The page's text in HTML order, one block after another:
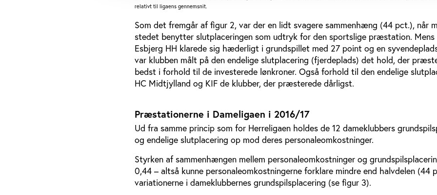
relativt til ligaens gennemsnit.
Som det fremgår af figur 2, var der en lidt svagere sammenhæng (44 pct.), når
stedet benytter slutplaceringen som udtryk for den sportslige præstation. Mens
Esbjerg HH klarede sig hæderligt i grundspillet med 27 point og en
var klubben målt på den endelige slutplacering (fjerdeplads) det hold, der
bedst i forhold til de investerede lønkroner. Også forhold til den endelige
HC Midtjylland og KIF de klubber, der præsterede dårligst.
Præstationerne i Dameligaen i 2016/17
Ud fra samme princip som for Herreligaen holdes de 12 dameklubbers
og endelige slutplacering op mod deres personaleomkostninger.
Styrken af sammenhængen mellem personaleomkostninger og
0,44 – altså kunne personaleomkostningerne forklare mindre end halvdelen (44
variationerne i dameklubbernes grundspilsplacering (se figur 3).